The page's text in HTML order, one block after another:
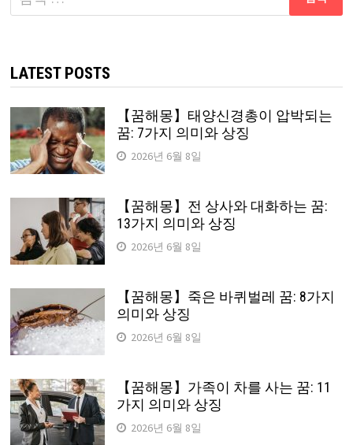
음
LATEST POSTS
【꿈해몽】태양신경총이 압박되는
꿈: 7가지 의미와 상징
2026년 6월 8일
【꿈해몽】전 상사와 대화하는 꿈:
13가지 의미와 상징
2026년 6월 8일
【꿈해몽】죽은 바퀴벌레 꿈: 8가지
의미와 상징
2026년 6월 8일
【꿈해몽】가족이 차를 사는 꿈: 11
가지 의미와 상징
2026년 6월 8일